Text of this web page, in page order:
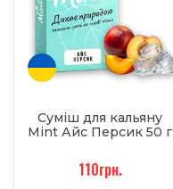
Суміш для кальяну
Mint Айс Персик 50 г
110грн.